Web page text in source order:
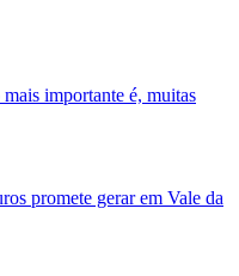
mais importante é, muitas
promete gerar em Vale da